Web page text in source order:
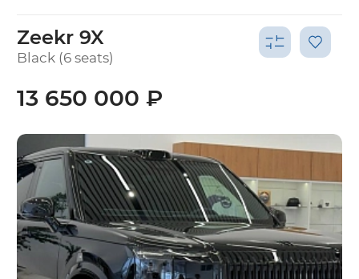
Zeekr 9X
Black (6 seats)
13 650 000 ₽